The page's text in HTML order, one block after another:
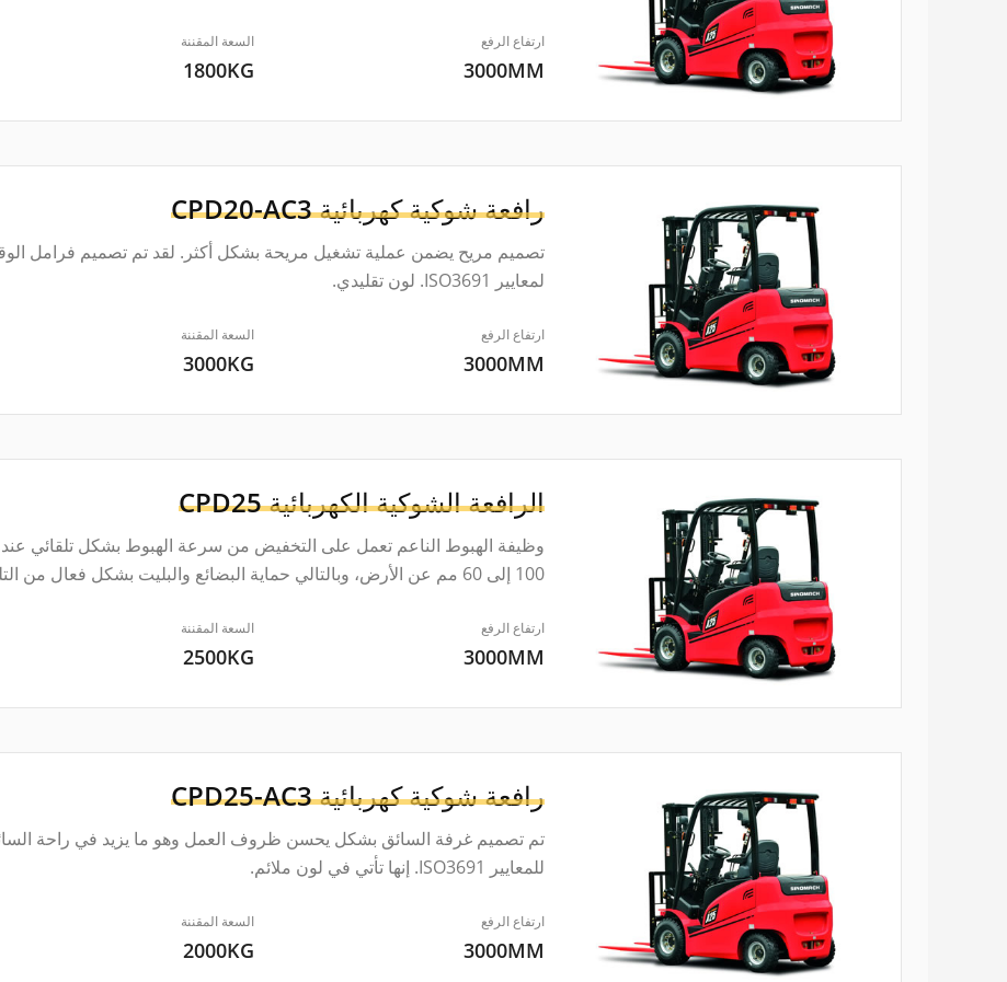
ارتفاع الرفع
3000MM
السعة المقننة
1800KG
رافعة شوكية كهربائيةCPD20-AC3
تصميم مريح يضمن عملية تشغيل مريحة بشكل أكثر. لقد تم تصميم فرامل
لمعايير ISO3691. لون تقليدي.
ارتفاع الرفع
3000MM
السعة المقننة
3000KG
الرافعة الشوكية الكهربائيةCPD25
وظيفة الهبوط الناعم تعمل على التخفيض من سرعة الهبوط بشكل تلقائي
100 إلى 60 مم عن الأرض، وبالتالي حماية البضائع والبليت بشكل فعال من التلف الناتج عن الاصطدام بالأرض؛
ارتفاع الرفع
3000MM
السعة المقننة
2500KG
رافعة شوكية كهربائيةCPD25-AC3
تم تصميم غرفة السائق بشكل يحسن ظروف العمل وهو ما يزيد في راحة
للمعايير ISO3691. إنها تأتي في لون ملائم.
ارتفاع الرفع
3000MM
السعة المقننة
2000KG